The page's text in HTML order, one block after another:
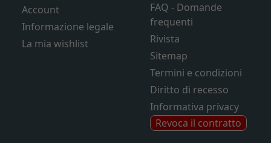
Account
Informazione legale
La mia wishlist
FAQ - Domande
frequenti
Rivista
Sitemap
Termini e condizioni
Diritto di recesso
Informativa privacy
Revoca il contratto